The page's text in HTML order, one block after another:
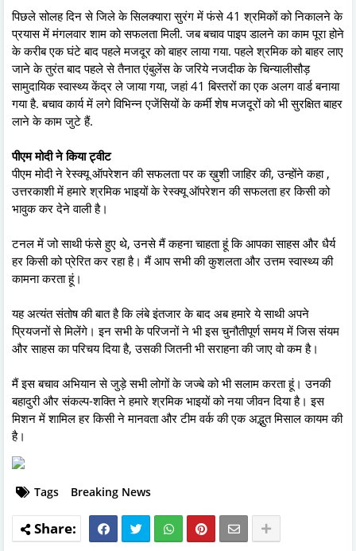
पिछले सोलह दिन से जिले के सिलक्यारा सुरंग में फंसे 41 श्रमिकों को निकालने के
प्रयास में मंगलवार शाम को सफलता मिली. जब बचाव पाइप डालने का काम पूरा होने
के करीब एक घंटे बाद पहले मजदूर को बाहर लाया गया. पहले श्रमिक को बाहर लाए
जाने के तुरंत बाद पहले से तैनात एंबुलेंस के जरिये नजदीक के चिन्यालीसौड़
सामुदायिक स्वास्थ्य केंद्र ले जाया गया, जहां 41 बिस्तरों का एक अलग वार्ड बनाया
गया है. बचाव कार्य में लगे विभिन्न एजेंसियों के कर्मी शेष मजदूरों को भी सुरक्षित बाहर
लाने के काम जुटे हैं.
पीएम मोदी ने किया ट्वीट
पीएम मोदी ने रेस्क्यू ऑपरेशन की सफलता पर क ख़ुशी जाहिर की, उन्होंने कहा ,
उत्तरकाशी में हमारे श्रमिक भाइयों के रेस्क्यू ऑपरेशन की सफलता हर किसी को
भावुक कर देने वाली है।
टनल में जो साथी फंसे हुए थे, उनसे मैं कहना चाहता हूं कि आपका साहस और धैर्य
हर किसी को प्रेरित कर रहा है। मैं आप सभी की कुशलता और उत्तम स्वास्थ्य की
कामना करता हूं।
यह अत्यंत संतोष की बात है कि लंबे इंतजार के बाद अब हमारे ये साथी अपने
प्रियजनों से मिलेंगे। इन सभी के परिजनों ने भी इस चुनौतीपूर्ण समय में जिस संयम
और साहस का परिचय दिया है, उसकी जितनी भी सराहना की जाए वो कम है।
मैं इस बचाव अभियान से जुड़े सभी लोगों के जज्बे को भी सलाम करता हूं। उनकी
बहादुरी और संकल्प-शक्ति ने हमारे श्रमिक भाइयों को नया जीवन दिया है। इस
मिशन में शामिल हर किसी ने मानवता और टीम वर्क की एक अद्भुत मिसाल कायम की
है।
Tags Breaking News